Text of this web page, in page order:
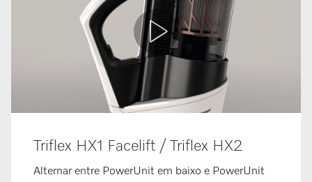
Triflex HX1 Facelift / Triflex HX2
Alternar entre PowerUnit em baixo e PowerUnit